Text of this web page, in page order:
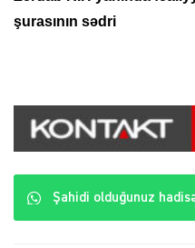
şurasının sədri
Şahidi olduğunuz